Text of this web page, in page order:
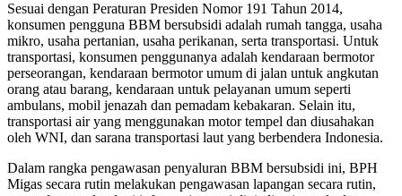
Sesuai dengan Peraturan Presiden Nomor 191 Tahun 2014,
konsumen pengguna BBM bersubsidi adalah rumah tangga, usaha
mikro, usaha pertanian, usaha perikanan, serta transportasi. Untuk
transportasi, konsumen penggunanya adalah kendaraan bermotor
perseorangan, kendaraan bermotor umum di jalan untuk angkutan
orang atau barang, kendaraan untuk pelayanan umum seperti
ambulans, mobil jenazah dan pemadam kebakaran. Selain itu,
transportasi air yang menggunakan motor tempel dan diusahakan
oleh WNI, dan sarana transportasi laut yang berbendera Indonesia.
Dalam rangka pengawasan penyaluran BBM bersubsidi ini, BPH
Migas secara rutin melakukan pengawasan lapangan secara rutin,